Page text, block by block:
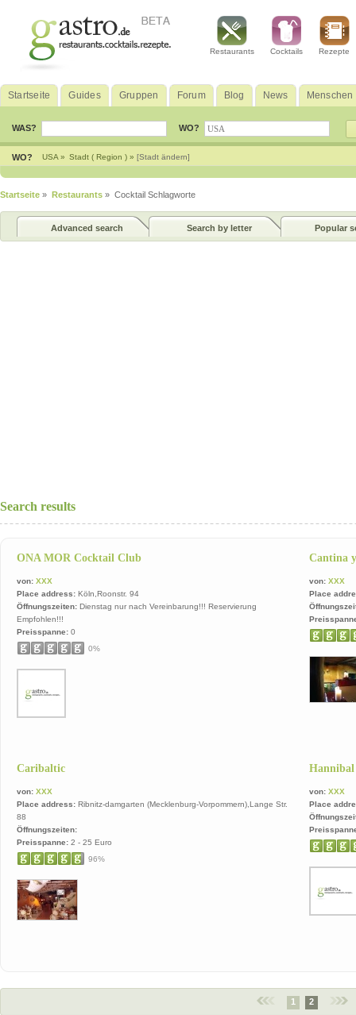
Restaurants Cocktails Rezepte
Startseite Guides Gruppen Forum Blog News Menschen
WAS? WO?
WO? USA » Stadt ( Region ) » [Stadt ändern]
Startseite » Restaurants » Cocktail Schlagworte
Advanced search Search by letter Popular
Search results
ONA MOR Cocktail Club
von: XXX
Place address: Köln,Roonstr. 94
Öffnungszeiten: Dienstag nur nach Vereinbarung!!! Reservierung
Empfohlen!!!
Preisspanne: 0
0%
Cantina
von: XXX
Place
Caribaltic
von: XXX
Place address: Ribnitz-damgarten (Mecklenburg-Vorpommern),Lange Str.
88
Öffnungszeiten:
Preisspanne: 2 - 25 Euro
96%
Hannibal
von: XXX
Place
1 2